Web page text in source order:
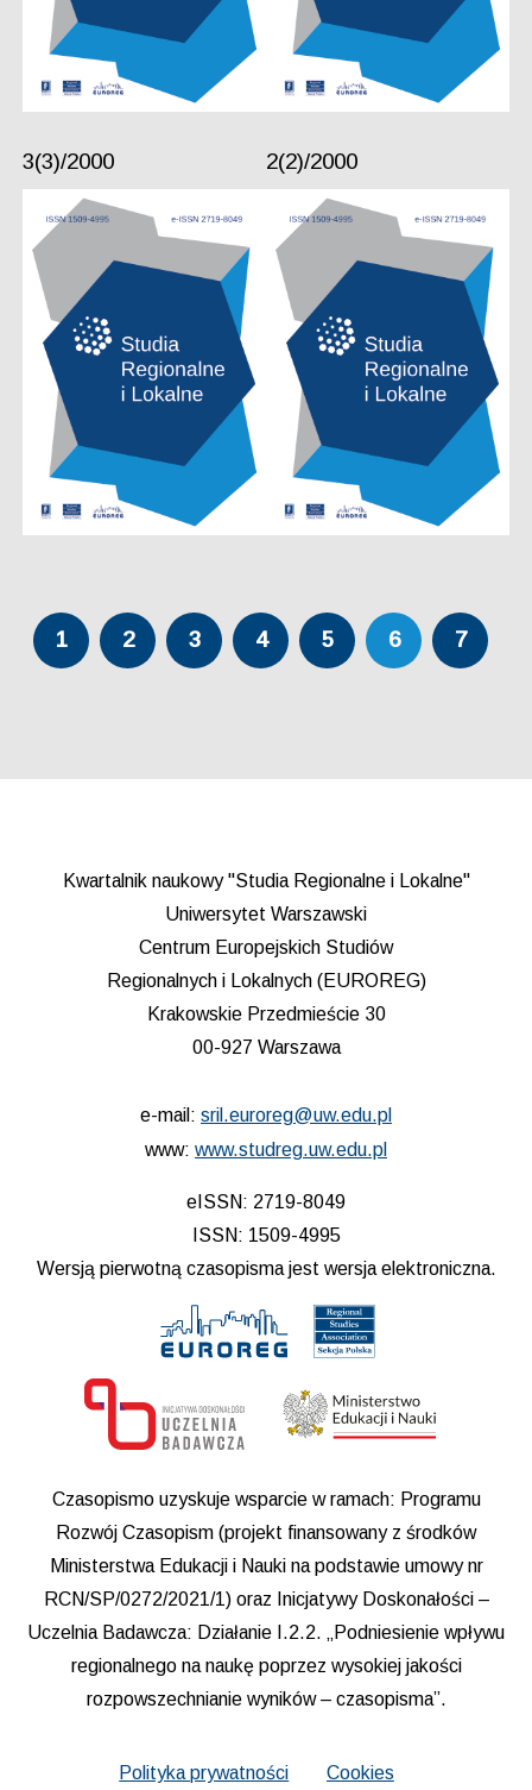
3(3)/2000 2(2)/2000
1 2 3 4 5 6 7
Kwartalnik naukowy "Studia Regionalne i Lokalne"
Uniwersytet Warszawski
Centrum Europejskich Studiów
Regionalnych i Lokalnych (EUROREG)
Krakowskie Przedmieście 30
00-927 Warszawa
e-mail: sril.euroreg@uw.edu.pl
www: www.studreg.uw.edu.pl
eISSN: 2719-8049
ISSN: 1509-4995
Wersją pierwotną czasopisma jest wersja elektroniczna.
Czasopismo uzyskuje wsparcie w ramach: Programu
Rozwój Czasopism (projekt finansowany z środków
Ministerstwa Edukacji i Nauki na podstawie umowy nr
RCN/SP/0272/2021/1) oraz Inicjatywy Doskonałości –
Uczelnia Badawcza: Działanie I.2.2. „Podniesienie wpływu
regionalnego na naukę poprzez wysokiej jakości
rozpowszechnianie wyników – czasopisma”.
Polityka prywatności Cookies